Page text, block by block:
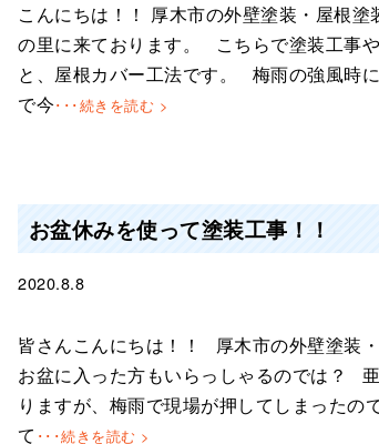
こんにちは！！ 厚木市の外壁塗装・屋根
の里に来ております。 こちらで塗装工事
と、屋根カバー工法です。 梅雨の強風時
で今･･･続きを読む >
お盆休みを使って塗装工事！！
2020.8.8
皆さんこんにちは！！ 厚木市の外壁塗装
お盆に入った方もいらっしゃるのでは？
りますが、梅雨で現場が押してしまったの
て ･･･続きを読む >